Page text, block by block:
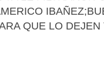
QUE LO